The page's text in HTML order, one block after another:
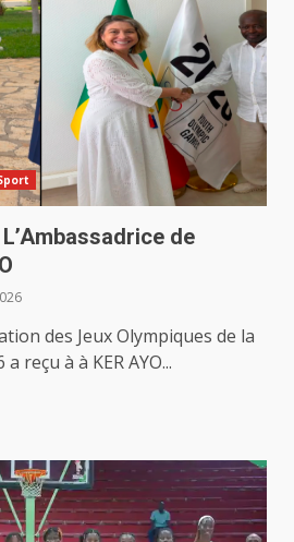
de
des Jeux Olympiques de la
reçu à à KER AYO...